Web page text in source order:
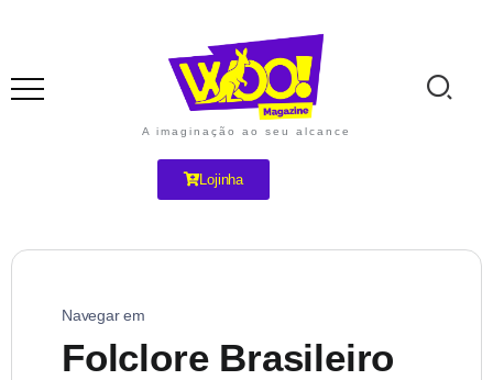
A imaginação ao seu alcance
Lojinha
Navegar em
Folclore Brasileiro